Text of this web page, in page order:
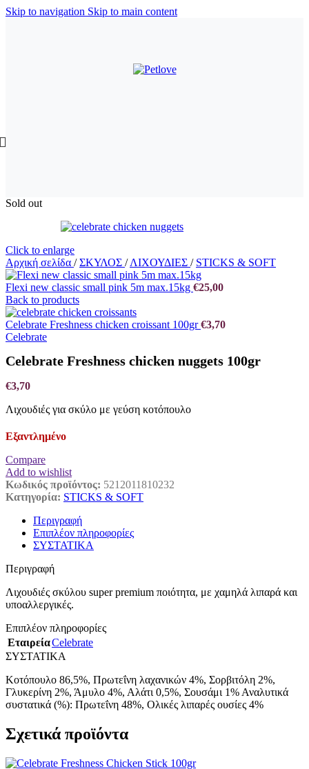
Skip to navigation Skip to main content
Sold out
Click to enlarge
Αρχική σελίδα / ΣΚΥΛΟΣ / ΛΙΧΟΥΔΙΕΣ / STICKS & SOFT
Flexi new classic small pink 5m max.15kg €25,00
Back to products
Celebrate Freshness chicken croissant 100gr€3,70
Celebrate
Celebrate Freshness chicken nuggets 100gr
€3,70
Λιχουδιές για σκύλο με γεύση κοτόπουλο
Εξαντλημένο
Compare
Add to wishlist
Κωδικός προϊόντος: 5212011810232
Κατηγορία: STICKS & SOFT
Περιγραφή
Επιπλέον πληροφορίες
ΣΥΣΤΑΤΙΚΑ
Περιγραφή
Λιχουδιές σκύλου super premium ποιότητα, με χαμηλά λιπαρά και
υποαλλεργικές.
Επιπλέον πληροφορίες
ΕταιρείαCelebrate
ΣΥΣΤΑΤΙΚΑ
Κοτόπουλο 86,5%, Πρωτεΐνη λαχανικών 4%, Σορβιτόλη 2%,
Γλυκερίνη 2%, Άμυλο 4%, Αλάτι 0,5%, Σουσάμι 1% Αναλυτικά
συστατικά (%): Πρωτεΐνη 48%, Ολικές λιπαρές ουσίες 4%
Σχετικά προϊόντα